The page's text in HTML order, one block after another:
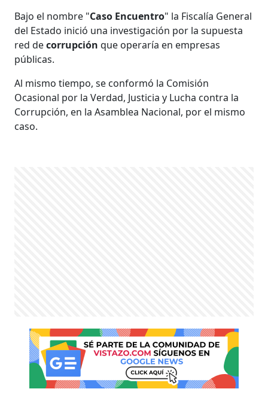
Bajo el nombre "Caso Encuentro" la Fiscalía General
del Estado inició una investigación por la supuesta
red decorrupción que operaría en empresas
públicas.
Al mismo tiempo, se conformó la Comisión
Ocasional por la Verdad, Justicia y Lucha contra la
Corrupción, en la Asamblea Nacional, por el mismo
caso.